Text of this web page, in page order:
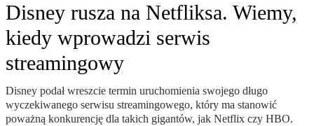
Disney rusza na Netfliksa. Wiemy,
kiedy wprowadzi serwis
streamingowy
Disney podał wreszcie termin uruchomienia swojego długo
wyczekiwanego serwisu streamingowego, który ma stanowić
poważną konkurencję dla takich gigantów, jak Netflix czy HBO.